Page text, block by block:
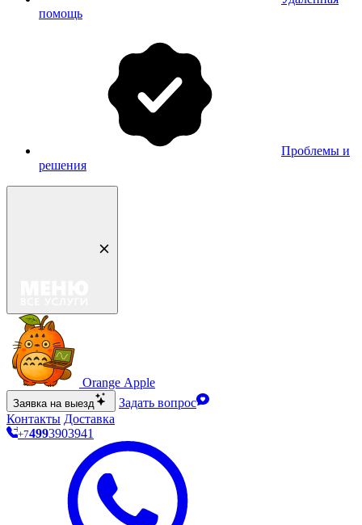
помощь
Проблемы и
решения
Orange Apple
Заявка на выезд
Задать вопрос
Контакты Доставка
+74993903941